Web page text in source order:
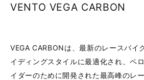
VENTO VEGA CARBON
VEGA CARBONは、最新のレースバイ
イディングスタイルに最適化され、ペ
イダーのために開発された最高峰のレ